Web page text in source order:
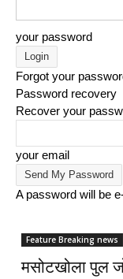
your password
Forgot your
Password recovery
Recover your
your email
A password will be
Feature Breaking news
मसोटखोला पुल